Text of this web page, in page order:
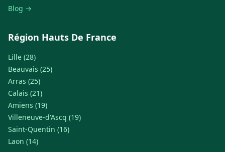
Blog →
Région Hauts De France
Lille (28)
Beauvais (25)
Arras (25)
Calais (21)
Amiens (19)
Villeneuve-d'Ascq (19)
Saint-Quentin (16)
Laon (14)